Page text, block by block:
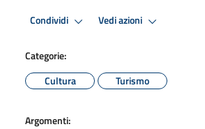
Condividi Vedi azioni
Categorie:
Cultura
Turismo
Argomenti: